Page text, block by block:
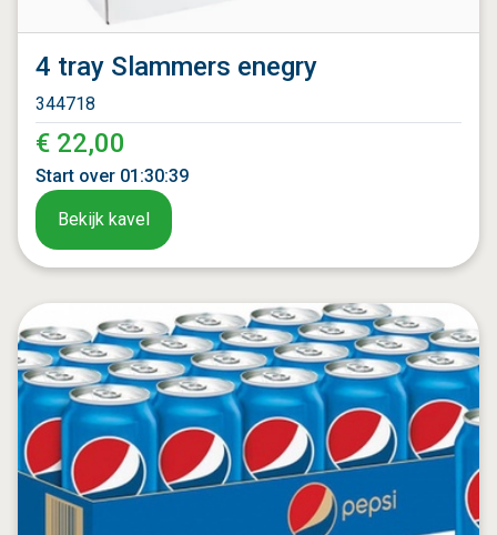
4 tray Slammers enegry
344718
€ 22,00
Start over 01 :30:37
Bekijk kavel